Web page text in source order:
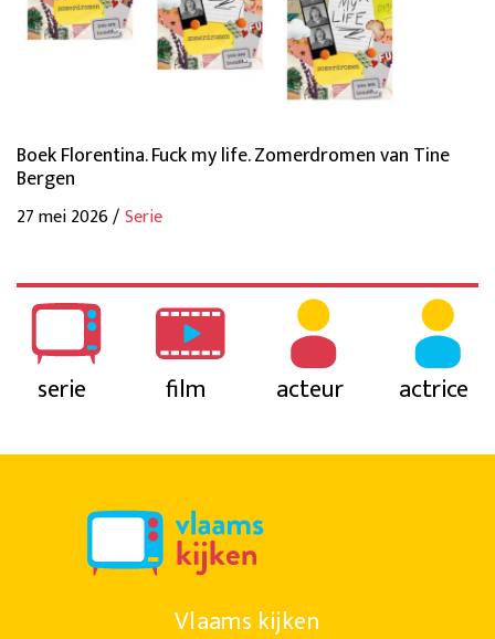
Boek Florentina. Fuck my life. Zomerdromen van Tine
Bergen
27 mei 2026 /Serie
serie film acteur actrice
Vlaams kijken